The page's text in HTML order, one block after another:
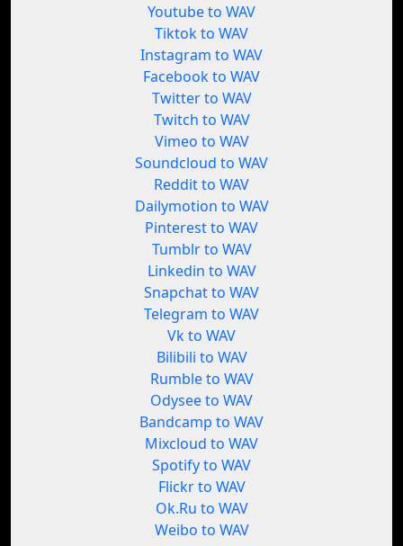
Youtube to WAV
Tiktok to WAV
Instagram to WAV
Facebook to WAV
Twitter to WAV
Twitch to WAV
Vimeo to WAV
Soundcloud to WAV
Reddit to WAV
Dailymotion to WAV
Pinterest to WAV
Tumblr to WAV
Linkedin to WAV
Snapchat to WAV
Telegram to WAV
Vk to WAV
Bilibili to WAV
Rumble to WAV
Odysee to WAV
Bandcamp to WAV
Mixcloud to WAV
Spotify to WAV
Flickr to WAV
Ok.Ru to WAV
Weibo to WAV